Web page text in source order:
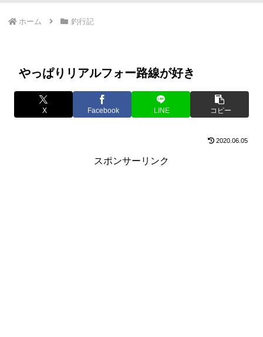
ホーム 釣行記
やっぱりリアルフォー路線が好き
X Facebook LINE コピー
2020.06.05
スポンサーリンク